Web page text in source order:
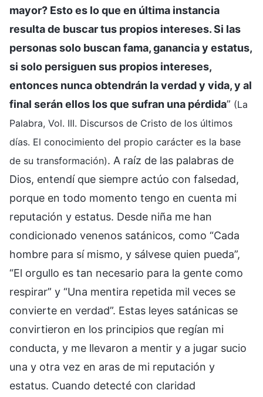
mayor? Esto es lo que en última instancia
resulta de buscar tus propios intereses. Si las
personas solo buscan fama, ganancia y estatus,
si solo persiguen sus propios intereses,
entonces nunca obtendrán la verdad y vida, y al
final serán ellos los que sufran una pérdida” (La
Palabra, Vol. III. Discursos de Cristo de los últimos
días. El conocimiento del propio carácter es la base
de su transformación). A raíz de las palabras de
Dios, entendí que siempre actúo con falsedad,
porque en todo momento tengo en cuenta mi
reputación y estatus. Desde niña me han
condicionado venenos satánicos, como “Cada
hombre para sí mismo, y sálvese quien pueda”,
“El orgullo es tan necesario para la gente como
respirar” y “Una mentira repetida mil veces se
convierte en verdad”. Estas leyes satánicas se
convirtieron en los principios que regían mi
conducta, y me llevaron a mentir y a jugar sucio
una y otra vez en aras de mi reputación y
estatus. Cuando detecté con claridad